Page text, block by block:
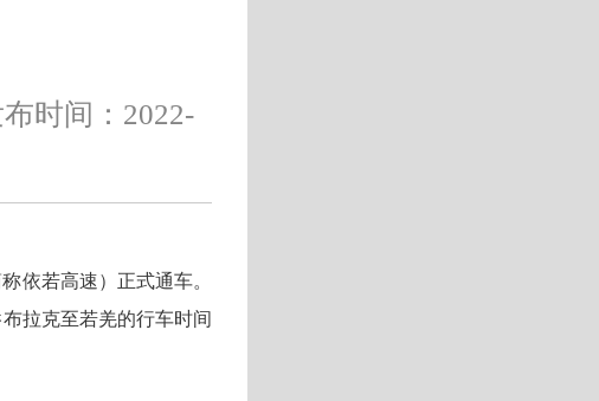
时间：2022-
依若高速）正式通车。
拉克至若羌的行车时间